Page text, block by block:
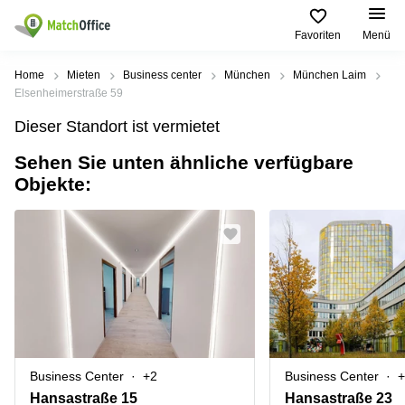
Favoriten Menü
Mieten / Vermieten
Produktseiten
Büro
mieten
Coworking
Virtuelles
Beliebte
Städte
Büro
mieten
Geschäftsadresse
Hamburg
Geschäftsadresse
Düsseldorf
Geschäftsadresse
Stuttgart
Büro
Beliebte
Suchanfragen
Regus
Dortmund
Ruhrallee
Ballindamm
Rahel-
Hirsch-
Straße
Hilfe
Über uns
Büro vermieten
Log-in
Home Mieten Business center München
München Laim
Elsenheimerstraße 59
Dieser Standort ist vermietet
Sehen Sie unten ähnliche verfügbare
Objekte:
Business Center +2
Hansastraße 15
Business Center
Hansastraße 23